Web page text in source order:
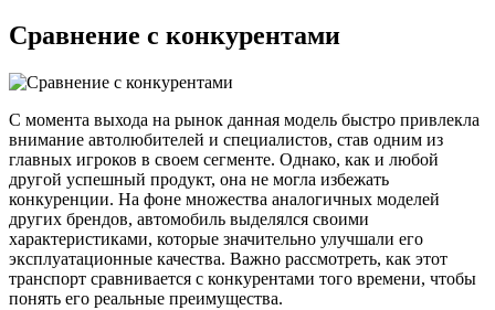
Сравнение с конкурентами
С момента выхода на рынок данная модель быстро привлекла
внимание автолюбителей и специалистов, став одним из
главных игроков в своем сегменте. Однако, как и любой
другой успешный продукт, она не могла избежать
конкуренции. На фоне множества аналогичных моделей
других брендов, автомобиль выделялся своими
характеристиками, которые значительно улучшали его
эксплуатационные качества. Важно рассмотреть, как этот
транспорт сравнивается с конкурентами того времени, чтобы
понять его реальные преимущества.